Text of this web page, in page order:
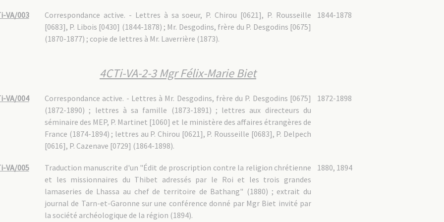
VA/003 1844-1878
Correspondance active. - Lettres à sa soeur, P. Chirou [0621], P. Rousseille
[0683], P. Libois [0430] (1844-1878) ; Mr. Desgodins, frère du P. Desgodins [0675]
(1870-1877) ; copie de lettres à Mr. Laverrière (1873).
4CTi-VA-2-3 Mgr Félix-Marie Biet
VA/004 1872-1898
Correspondance active. - Lettres à Mr. Desgodins, frère du P. Desgodins [0675]
(1872-1890) ; lettres à sa famille (1873-1891) ; lettres aux directeurs du
séminaire des MEP, P. Martinet [1060] et le ministère des affaires étrangères de
France (1874-1894) ; lettres au P. Chirou [0621], P. Rousseille [0683], P. Delpech
[0616], P. Cazenave [0729] (1864-1898).
VA/005 1880, 1894
Traduction manuscrite d'un "Édit de proscription contre la religion chrétienne
et les missionnaires du Thibet adressés par le Roi et les trois grandes
lamaseries de Lhassa au chef de territoire de Bathang" (1880) ; extrait du
journal de Tarn-et-Garonne sur une conférence donné par Mgr Biet invité par
la société archéologique de la région (1894).